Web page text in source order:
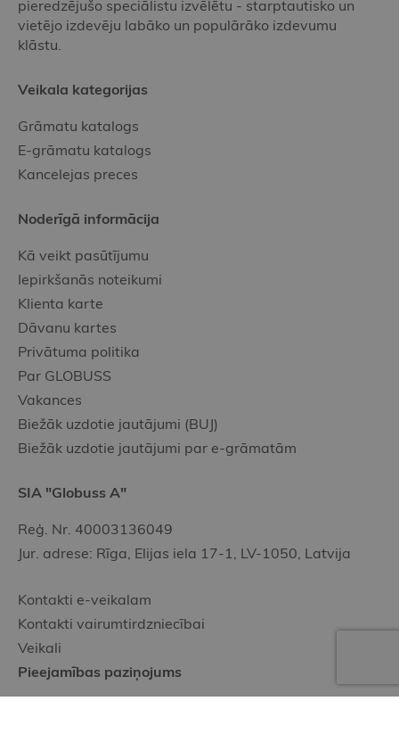
pieredzējušo speciālistu izvēlētu - starptautisko un
vietējo izdevēju labāko un populārāko izdevumu
klāstu.
Veikala kategorijas
Grāmatu katalogs
E-grāmatu katalogs
Kancelejas preces
Noderīgā informācija
Kā veikt pasūtījumu
Iepirkšanās noteikumi
Klienta karte
Dāvanu kartes
Privātuma politika
Par GLOBUSS
Vakances
Biežāk uzdotie jautājumi (BUJ)
Biežāk uzdotie jautājumi par e-grāmatām
SIA "Globuss A"
Reģ. Nr. 40003136049
Jur. adrese: Rīga, Elijas iela 17-1, LV-1050, Latvija
Kontakti e-veikalam
Kontakti vairumtirdzniecībai
Veikali
Pieejamības paziņojums